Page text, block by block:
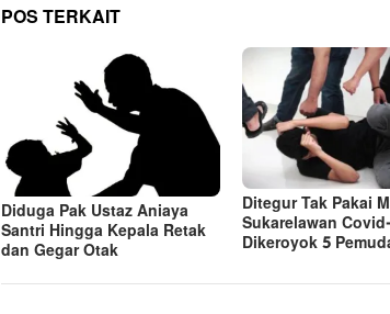
POS TERKAIT
Diduga Pak Ustaz Aniaya
Santri Hingga Kepala Retak
dan Gegar Otak
Ditegur Tak Pakai
Sukarelawan
Dikeroyok 5